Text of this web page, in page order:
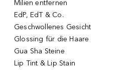
Milien entfernen
EdP, EdT & Co.
Geschwollenes Gesicht
Glossing für die Haare
Gua Sha Steine
Lip Tint & Lip Stain